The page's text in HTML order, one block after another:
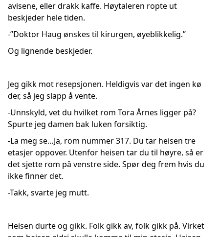
avisene, eller drakk kaffe. Høytaleren ropte ut
beskjeder hele tiden.
-”Doktor Haug ønskes til kirurgen, øyeblikkelig.”
Og lignende beskjeder.
Jeg gikk mot resepsjonen. Heldigvis var det ingen kø
der, så jeg slapp å vente.
-Unnskyld, vet du hvilket rom Tora Årnes ligger på?
Spurte jeg damen bak luken forsiktig.
-La meg se…Ja, rom nummer 317. Du tar heisen tre
etasjer oppover. Utenfor heisen tar du til høyre, så er
det sjette rom på venstre side. Spør deg frem hvis du
ikke finner det.
-Takk, svarte jeg mutt.
Heisen durte og gikk. Folk gikk av, folk gikk på. Virket